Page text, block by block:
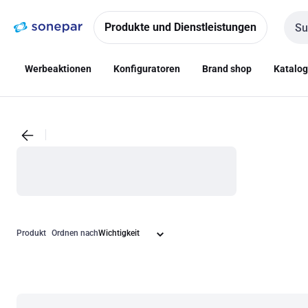
NavigationInhalt
Produkte und Dienstleistungen
Werbeaktionen Konfiguratoren Brand shop
Produkt Ordnen nach